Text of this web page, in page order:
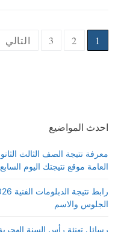
1
2
3 التالي
احدث المواضيع
العامة موقع نتيجتك اليوم السابع
الجلوس والاسم